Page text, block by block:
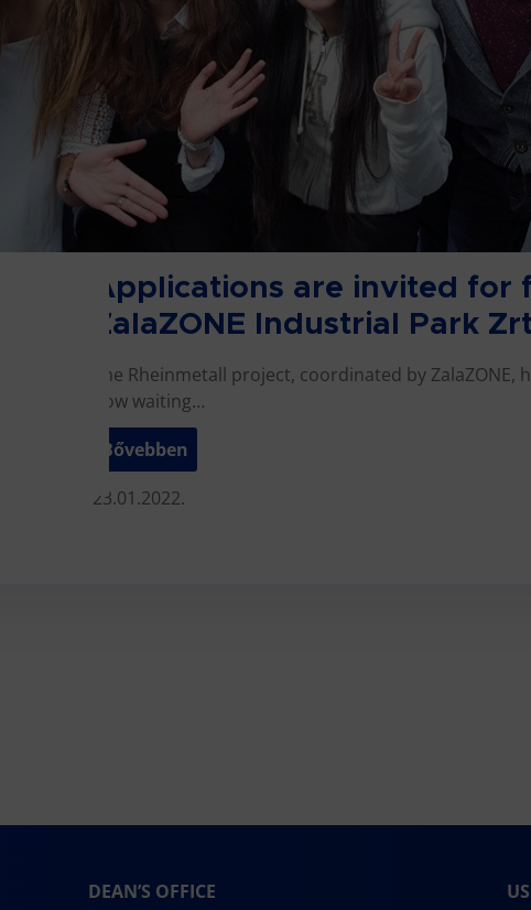
Applications are invited for
ZalaZONE Industrial Park
The Rheinmetall project, coordinated by
now waiting…
Bővebben
23.01.2022.
DEAN’S OFFICE